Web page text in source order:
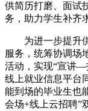
供简历打磨、面试
务，助力学生补齐
为进一步提升
服务，统筹协调场
活动，实现“宣讲
线上就业信息平台
能到场的毕业生也
会场+线上云招聘”